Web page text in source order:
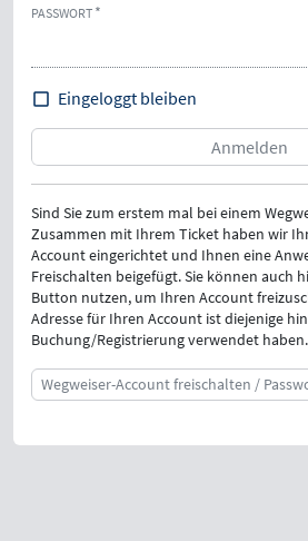
PASSWORT
Eingeloggt bleiben
Sind Sie zum erstem mal bei einem
Zusammen mit Ihrem Ticket haben wir
Account eingerichtet und Ihnen eine
Freischalten beigefügt. Sie können auch
Button nutzen, um Ihren Account
Adresse für Ihren Account ist diejenige
Buchung/Registrierung verwendet haben.
Wegweiser-Account freischalten /